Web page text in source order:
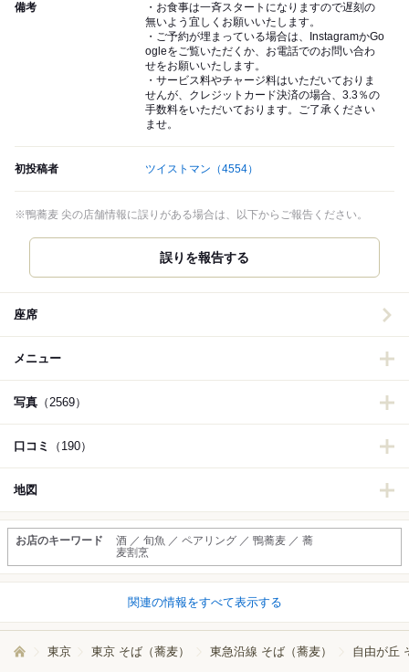
備考
・お食事は一斉スタートになりますので遅刻の
無いよう宜しくお願いいたします。
・ご予約が埋まっている場合は、InstagramかGo
ogleをご覧いただくか、お電話でのお問い合わ
せをお願いいたします。
・サービス料やチャージ料はいただいておりま
せんが、クレジットカード決済の場合、3.3％の
手数料をいただいております。ご了承ください
ませ。
初投稿者 ツイストマン （4554）
※鴨蕎麦 尖の店舗情報に誤りがある場合は、以下からご報告ください。
誤りを報告する
座席
メニュー
写真 （2569）
口コミ （190）
地図
お店のキーワード
酒 ／ 旬魚 ／ ペアリング ／ 鴨蕎麦 ／ 蕎
麦割烹
関連の情報をすべて表示する
東京 東京 そば（蕎麦） 東急沿線 そば（蕎麦） 自由が丘